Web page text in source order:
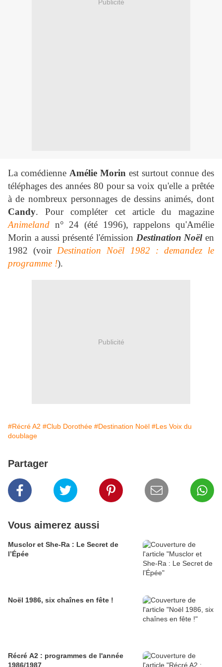
Publicité
La comédienne Amélie Morin est surtout connue des
téléphages des années 80 pour sa voix qu'elle a prêtée
à de nombreux personnages de dessins animés, dont
Candy. Pour compléter cet article du magazine
Animeland n° 24 (été 1996), rappelons qu'Amélie
Morin a aussi présenté l'émission Destination Noëlen
1982 (voir Destination Noël 1982 : demandez le
programme !).
Publicité
#Récré A2 #Club Dorothée #Destination Noël #Les Voix du
doublage
Partager
Vous aimerez aussi
Musclor et She-Ra : Le Secret de
l’Épée
Noël 1986, six chaînes en fête !
Récré A2 : programmes de l'année
1986/1987